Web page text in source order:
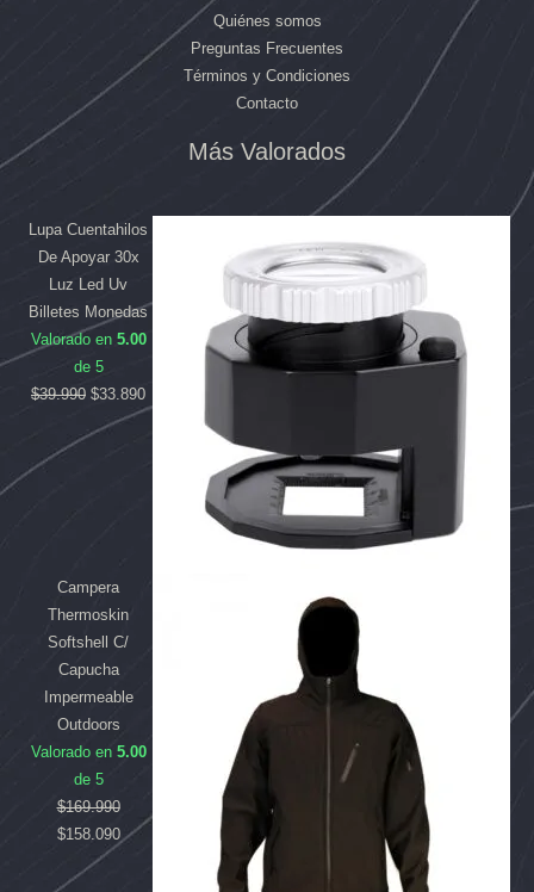
Quiénes somos
Preguntas Frecuentes
Términos y Condiciones
Contacto
Más Valorados
Lupa Cuentahilos
De Apoyar 30x
Luz Led Uv
Billetes Monedas
Valorado en 5.00
de 5
$39.990
era:
$39.990.
$33.890
es:
Campera
Thermoskin
Softshell C/
Capucha
Impermeable
Outdoors
Valorado en 5.00
de 5
$169.990
era:
$169.990.
$158.090
es:
$158.090.